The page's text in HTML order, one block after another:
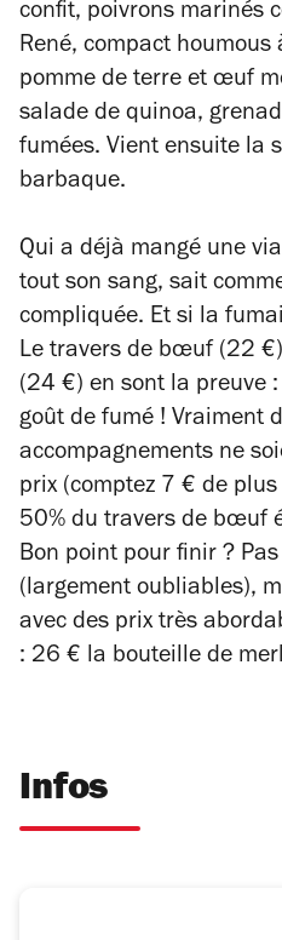
confit, poivrons marinés
René, compact houmous
pomme de terre et œuf
salade de quinoa,
fumées. Vient ensuite la
barbaque.
Qui a déjà mangé une
tout son sang, sait
compliquée. Et si la
Le travers de bœuf (22
(24 €) en sont la preuve
goût de fumé ! Vraiment
accompagnements ne
prix (comptez 7 € de
50% du travers de bœuf
Bon point pour finir ?
(largement oubliables),
avec des prix très
: 26 € la bouteille de
Infos